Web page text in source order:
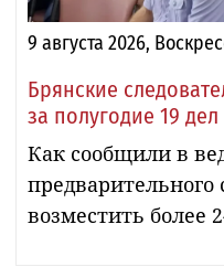
9 августа 2026,
Брянские
за полугодие 19
Как сообщили в
предварительного
возместить более